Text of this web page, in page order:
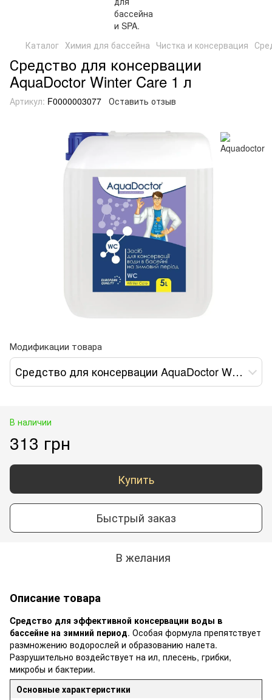
Каталог Химия для бассейна Чистка и консервация
Средство для консервации
AquaDoctor Winter Care 1 л
Артикул: F0000003077 Оставить отзыв
Модификации товара
Средство для консервации AquaDoctor Winter Care 1 л
В наличии
313 грн
Купить
Быстрый заказ
В желания
Описание товара
Cредство для эффективной консервации воды в
бассейне на зимний период. Особая формула препятствует
размножению водорослей и образованию налета.
Разрушительно воздействует на ил, плесень, грибки,
микробы и бактерии.
Основные характеристики